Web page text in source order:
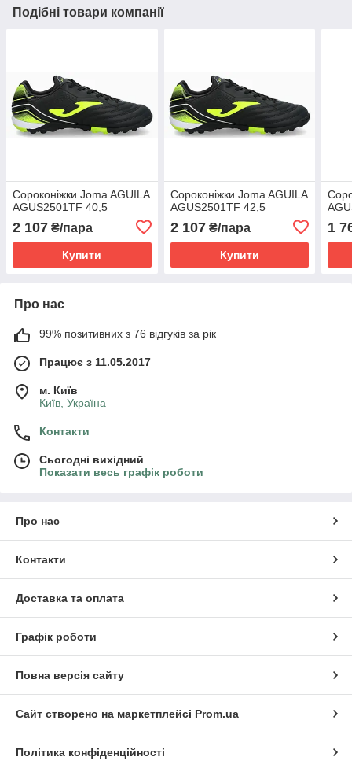
Подібні товари компанії
Сороконіжки Joma AGUILA
AGUS2501TF 40,5
2 107 ₴/пара
Купити
Сороконіжки Joma AGUILA
AGUS2501TF 42,5
2 107₴/пара
Купити
1
Про нас
99% позитивних з 76 відгуків за рік
Працює з 11.05.2017
м. Київ
Київ, Україна
Контакти
Сьогодні вихідний
Показати весь графік роботи
Про нас
Контакти
Доставка та оплата
Графік роботи
Повна версія сайту
Сайт створено на маркетплейсі Prom.ua
Політика конфіденційності